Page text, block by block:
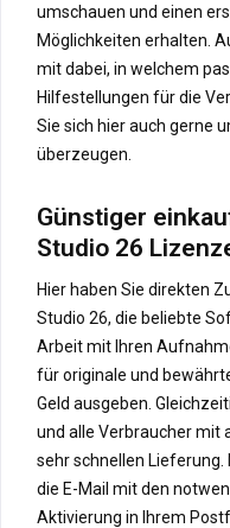
umschauen und einen
Möglichkeiten erhalten.
mit dabei, in welchem
Hilfestellungen für die
Sie sich hier auch gerne
überzeugen.
Günstiger
Studio 26
Hier haben Sie direkten
Studio 26, die beliebte
Arbeit mit Ihren
für originale und
Geld ausgeben.
und alle Verbraucher mit
sehr schnellen
die E-Mail mit den
Aktivierung in Ihrem